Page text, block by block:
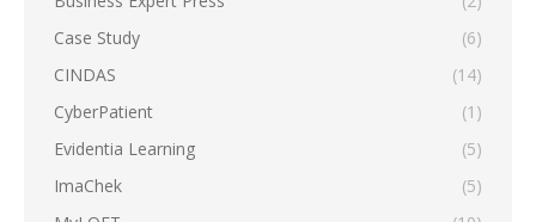
Case Study
(6)
CINDAS
(14)
CyberPatient
(1)
Evidentia Learning
(5)
ImaChek
(5)